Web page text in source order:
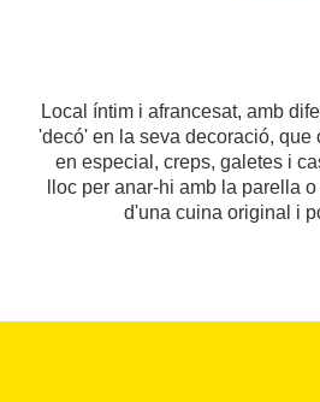
Local íntim i afrancesat, amb
'decó' en la seva decoració, que
en especial, creps, galetes i
lloc per anar-hi amb la parella
d'una cuina original i